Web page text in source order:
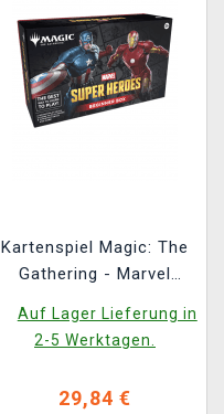
Kartenspiel Magic: The
Gathering - Marvel
Beginner Box
Auf Lager Lieferung in
2-5 Werktagen.
29,84 €